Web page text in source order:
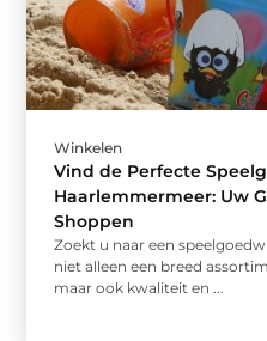
Winkelen
Vind de Perfecte
Haarlemmermeer: Uw
Shoppen
Zoekt u naar een
niet alleen een breed
maar ook kwaliteit en ...